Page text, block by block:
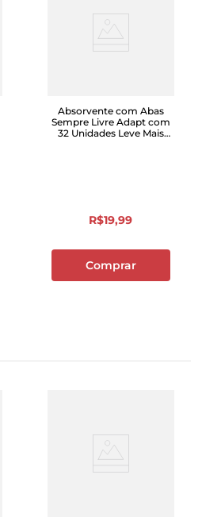
Absorvente com Abas
Sempre Livre Adapt com
32 Unidades Leve Mais
R$19,99
Comprar